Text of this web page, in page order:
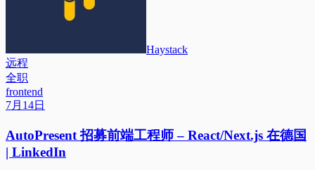
Haystack
远程
全职
frontend
7月14日
AutoPresent 招募前端工程师 – React/Next.js 在德国
| LinkedIn